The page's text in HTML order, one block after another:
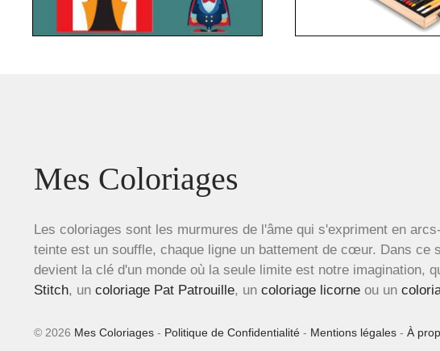
Mes Coloriages
Les coloriages sont les murmures de l'âme qui s'expriment en
teinte est un souffle, chaque ligne un battement de cœur. Dans ce
devient la clé d'un monde où la seule limite est notre imagination,
Stitch, un coloriage Pat Patrouille, un coloriage licorne ou un
© 2026 Mes Coloriages - Politique de Confidentialité - Mentions légales - À